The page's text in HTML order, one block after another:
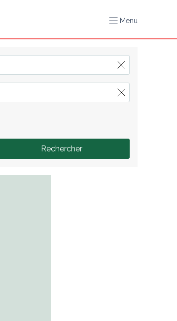
Menu
Rechercher